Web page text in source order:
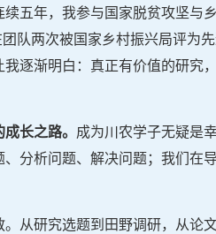
续五年，我参与国家脱贫攻坚与
队两次被国家乡村振兴局评为
逐渐明白：真正有价值的研究
长之路。 成为川农学子无疑是
分析问题、解决问题；我们在
从研究选题到田野调研，从论